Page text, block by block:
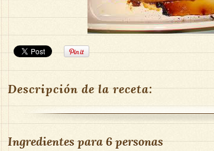
Descripción de la receta:
Ingredientes para6 personas